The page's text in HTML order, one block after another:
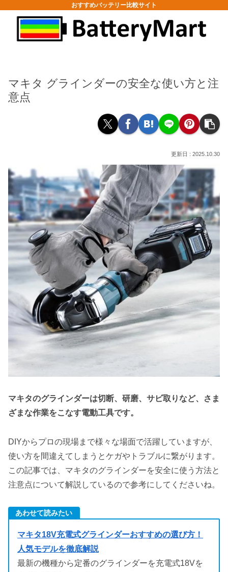
おすすめバッテリー比較サイト
マキタ グラインダーの安全な使い方と注
意点
2025.10.30
マキタのグラインダーは切断、研磨、サビ取りなど、さま
ざまな作業をこなす電動工具です。
DIYからプロの現場まで様々な場面で活躍していますが、
使い方を間違えてしまうとケガやトラブルに繋がります。
この記事では、 マキタのグラインダーを安全に使う方法と
注意点について解説 しているので参考にしてくださいね。
あわせて読みたい
マキタ18V充電式グラインダーおすすめの選び方！
人気モデルを徹底解説
最新の機種から定番のグラインダーを充電式18Vを